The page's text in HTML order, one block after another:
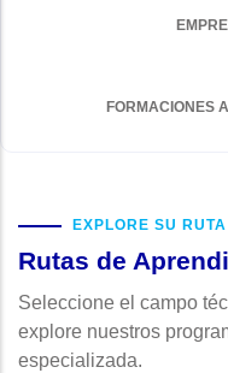
FORMACIONES
EXPLORE SU
Rutas de
Seleccione el campo
explore nuestros
especializada.